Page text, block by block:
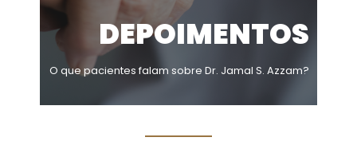
DEPOIMENTOS
O que pacientes falam sobre Dr. Jamal S. Azzam?